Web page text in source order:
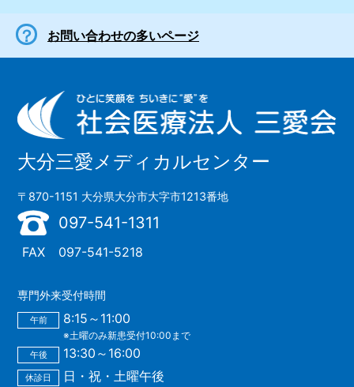
お問い合わせの多いページ
大分三愛メディカルセンター
〒870-1151 大分県大分市大字市1213番地
097-541-1311
FAX 097-541-5218
専門外来受付時間
午前 8:15～11:00
※土曜のみ新患受付10:00まで
午後 13:30～16:00
休診日 日・祝・土曜午後